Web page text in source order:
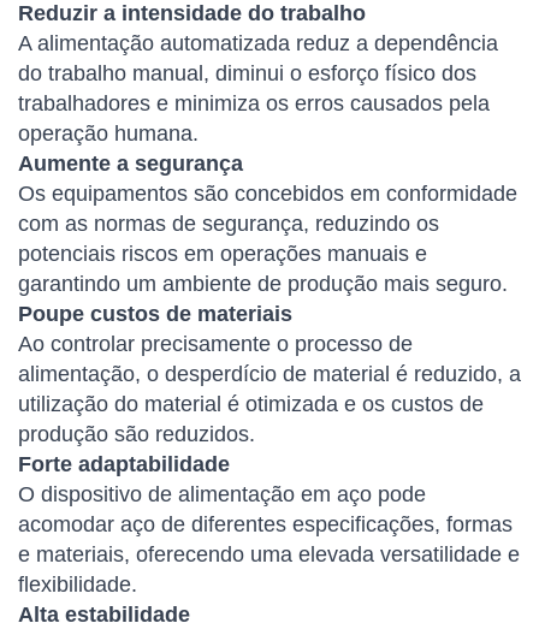
Reduzir a intensidade do trabalho
A alimentação automatizada reduz a dependência
do trabalho manual, diminui o esforço físico dos
trabalhadores e minimiza os erros causados ​​pela
operação humana.
Aumente a segurança
Os equipamentos são concebidos em conformidade
com as normas de segurança, reduzindo os
potenciais riscos em operações manuais e
garantindo um ambiente de produção mais seguro.
Poupe custos de materiais
Ao controlar precisamente o processo de
alimentação, o desperdício de material é reduzido, a
utilização do material é otimizada e os custos de
produção são reduzidos.
Forte adaptabilidade
O dispositivo de alimentação em aço pode
acomodar aço de diferentes especificações, formas
e materiais, oferecendo uma elevada versatilidade e
flexibilidade.
Alta estabilidade